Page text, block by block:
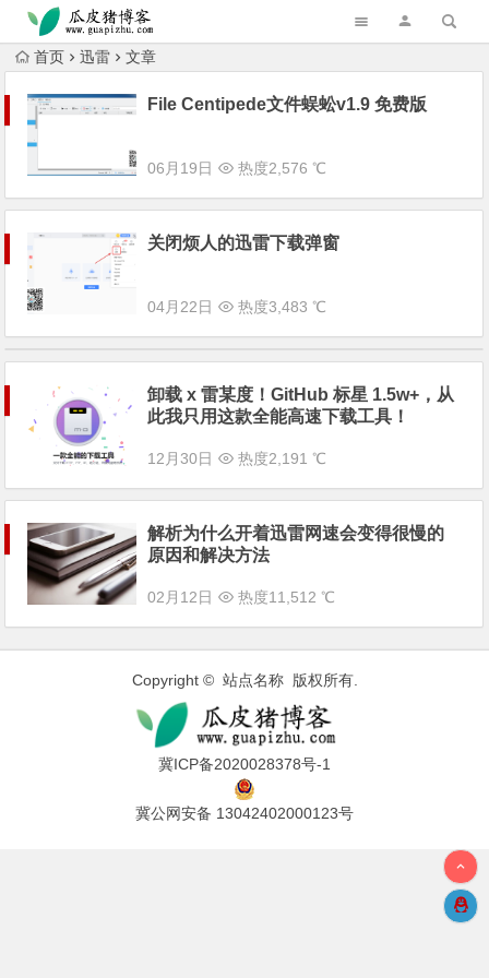
跳转到主内容
首页 迅雷 文章
File Centipede文件蜈蚣v1.9 免费版
06月19日 热度2,576 ℃
关闭烦人的迅雷下载弹窗
04月22日 热度3,483 ℃
卸载 x 雷某度！GitHub 标星 1.5w+，从
此我只用这款全能高速下载工具！
12月30日 热度2,191 ℃
解析为什么开着迅雷网速会变得很慢的
原因和解决方法
02月12日 热度11,512 ℃
Copyright © 站点名称 版权所有.
冀ICP备2020028378号-1
冀公网安备 13042402000123号